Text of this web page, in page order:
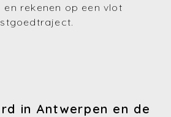
en rekenen op een vlot
in Antwerpen en de